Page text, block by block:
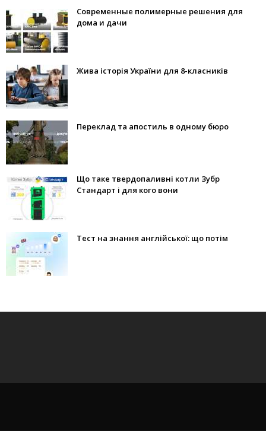
Современные полимерные решения для
дома и дачи
Жива історія України для 8-класників
Переклад та апостиль в одному бюро
Що таке твердопаливні котли Зубр
Стандарт і для кого вони
Тест на знання англійської: що потім